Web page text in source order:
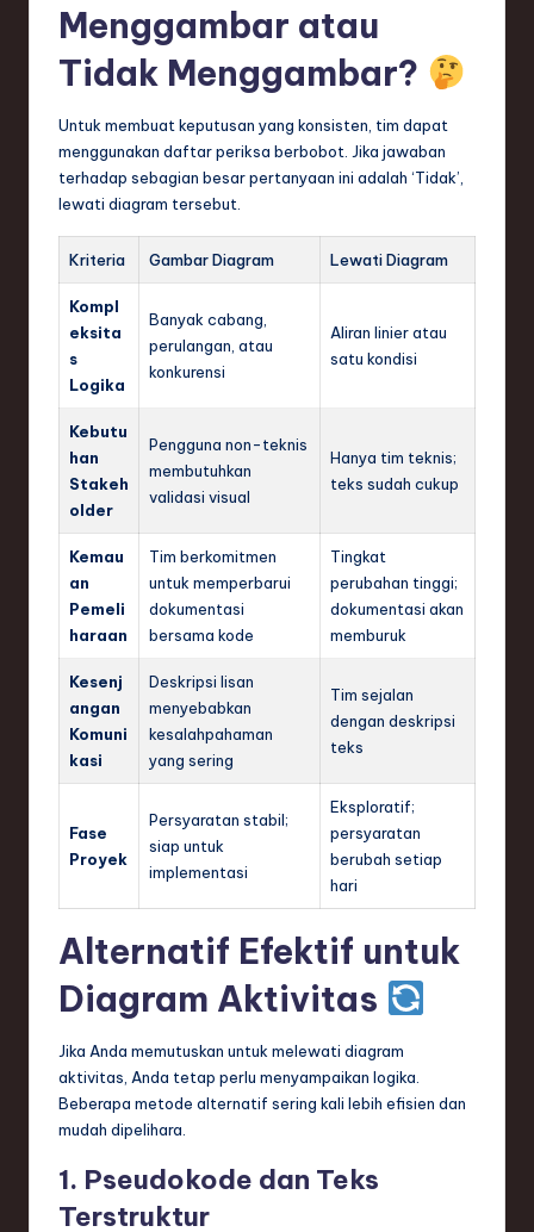
Menggambar atau
Tidak Menggambar?
Untuk membuat keputusan yang konsisten, tim dapat
menggunakan daftar periksa berbobot. Jika jawaban
terhadap sebagian besar pertanyaan ini adalah ‘Tidak’,
lewati diagram tersebut.
Kriteria Gambar Diagram Lewati Diagram
Kompl
eksita
s
Logika
Banyak cabang,
perulangan, atau
konkurensi
Aliran linier atau
satu kondisi
Kebutu
han
Stakeh
older
Pengguna non-teknis
membutuhkan
validasi visual
Hanya tim teknis;
teks sudah cukup
Kemau
an
Pemeli
haraan
Tim berkomitmen
untuk memperbarui
dokumentasi
bersama kode
Tingkat
perubahan tinggi;
dokumentasi akan
memburuk
Kesenj
angan
Komuni
kasi
Deskripsi lisan
menyebabkan
kesalahpahaman
yang sering
Tim sejalan
dengan deskripsi
teks
Fase
Proyek
Persyaratan stabil;
siap untuk
implementasi
Eksploratif;
persyaratan
berubah setiap
hari
Alternatif Efektif untuk
Diagram Aktivitas
Jika Anda memutuskan untuk melewati diagram
aktivitas, Anda tetap perlu menyampaikan logika.
Beberapa metode alternatif sering kali lebih efisien dan
mudah dipelihara.
1. Pseudokode dan Teks
Terstruktur